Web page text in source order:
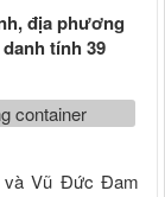
địa phương
tính 39
và Vũ Đức Đam